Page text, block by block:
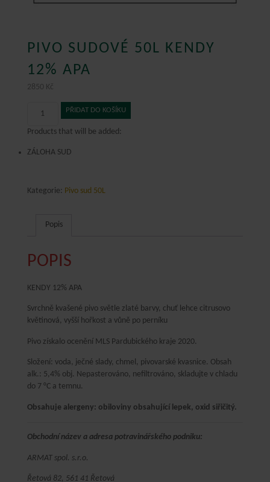
PIVO SUDOVÉ 50L KENDY
12% APA
2850 Kč
50L
12%
PŘIDAT DO KOŠÍKU
Products that will be added:
ZÁLOHA SUD
Kategorie: Pivo sud 50L
Popis
POPIS
KENDY 12% APA
Svrchně kvašené pivo světle zlaté barvy, chuť lehce citrusovo
květinová, vyšší hořkost a vůně po perníku
Pivo získalo ocenění MLS Pardubického kraje 2020.
Složení: voda, ječné slady, chmel, pivovarské kvasnice. Obsah
alk.: 5,4% obj. Nepasterováno, nefiltrováno, skladujte v chladu
do 7 °C a temnu.
Obsahuje alergeny: obiloviny obsahující lepek, oxid siřičitý.
Obchodní název a adresa potravinářského podniku:
ARMAT spol. s.r.o.
Řetová 82, 561 41 Řetová